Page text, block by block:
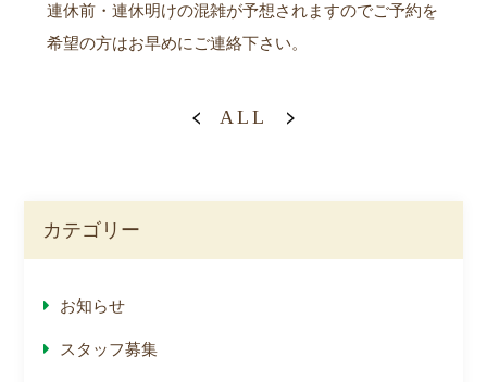
連休前・連休明けの混雑が予想されますのでご予約を
希望の方はお早めにご連絡下さい。
ALL
カテゴリー
お知らせ
スタッフ募集